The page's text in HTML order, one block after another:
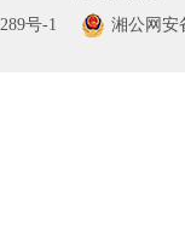
号-1
湘公网安